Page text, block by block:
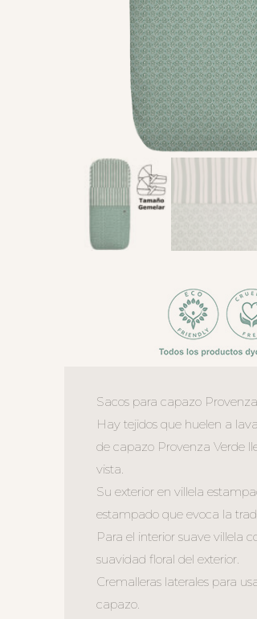
Sacos para capazo
Hay tejidos que huelen a
de capazo Provenza Verde
vista.
Su exterior en villela
estampado que evoca la
Para el interior suave villela
suavidad floral del exterior.
Cremalleras laterales para
capazo.